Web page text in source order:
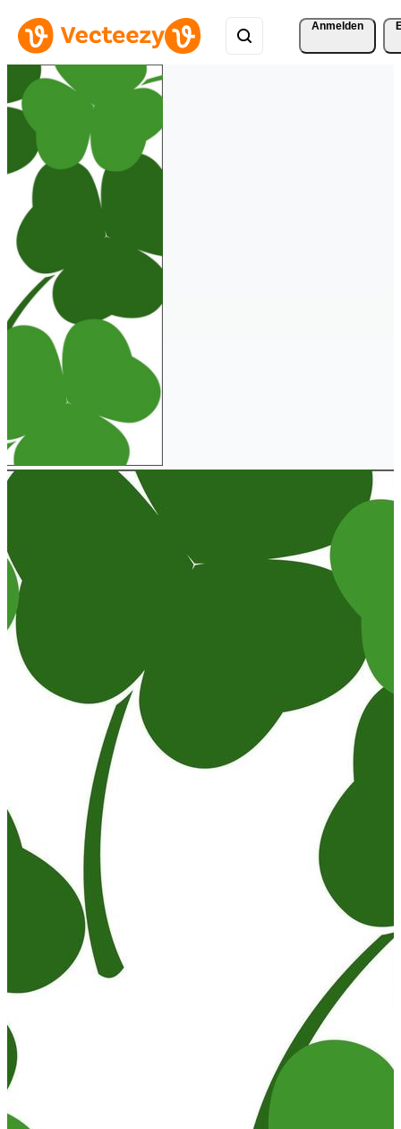
Anmelden